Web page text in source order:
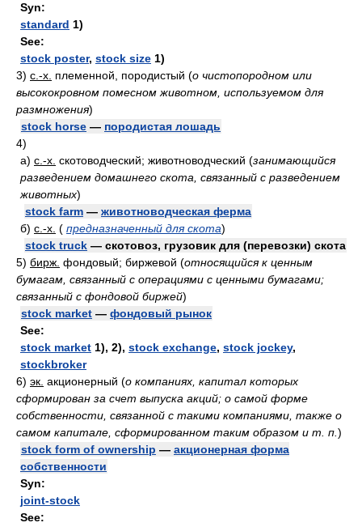
Syn:
standard 1)
See:
stock poster, stock size 1)
3) с.-х. племенной, породистый (о чистопородном или
высококровном помесном животном, используемом для
размножения)
stock horse — породистая лошадь
4)
а) с.-х. скотоводческий; животноводческий (занимающийся
разведением домашнего скота, связанный с разведением
животных)
stock farm — животноводческая ферма
б) с.-х. ( предназначенный для скота)
stock truck — скотовоз, грузовик для (перевозки) скота
5) бирж. фондовый; биржевой (относящийся к ценным
бумагам, связанный с операциями с ценными бумагами;
связанный с фондовой биржей)
stock market — фондовый рынок
See:
stock market 1), 2), stock exchange, stock jockey,
stockbroker
6) эк. акционерный (о компаниях, капитал которых
сформирован за счет выпуска акций; о самой форме
собственности, связанной с такими компаниями, также о
самом капитале, сформированном таким образом и т. п. )
stock form of ownership — акционерная форма
собственности
Syn:
joint-stock
See: